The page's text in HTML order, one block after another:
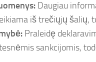
Daugiau
iš trečiųjų šalių,
Praleidę
sankcijomis,